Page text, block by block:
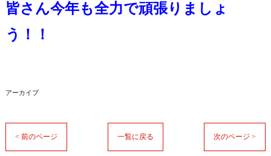
皆さん今年も全力で頑張りましょ
う！！
アーカイブ
< 前のページ 一覧に戻る 次のページ >